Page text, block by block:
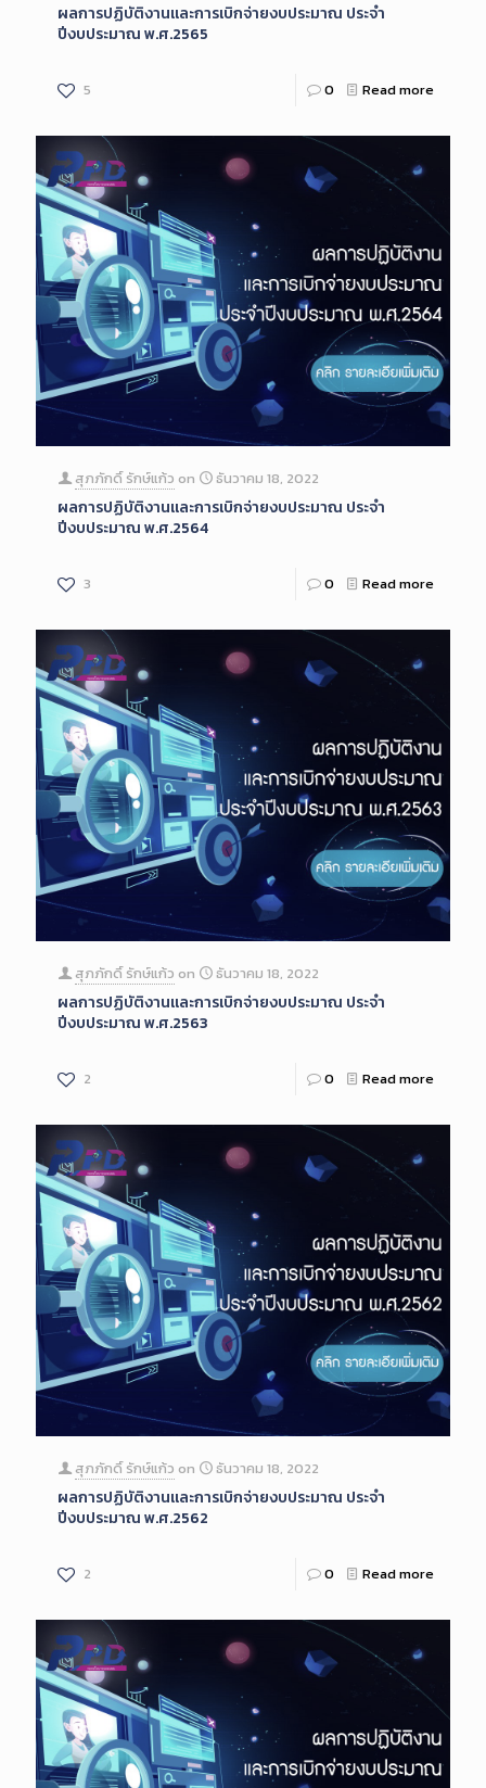
ผลการปฏิบัติงานและการเบิกจ่ายงบประมาณ ประจำ
ปีงบประมาณ พ.ศ.2565
5 0 Read more
สุภภักดิ์ รักษ์แก้ว on ธันวาคม 18, 2022
ผลการปฏิบัติงานและการเบิกจ่ายงบประมาณ ประจำ
ปีงบประมาณ พ.ศ.2564
3 0 Read more
สุภภักดิ์ รักษ์แก้ว on ธันวาคม 18, 2022
ผลการปฏิบัติงานและการเบิกจ่ายงบประมาณ ประจำ
ปีงบประมาณ พ.ศ.2563
2 0 Read more
สุภภักดิ์ รักษ์แก้ว on ธันวาคม 18, 2022
ผลการปฏิบัติงานและการเบิกจ่ายงบประมาณ ประจำ
ปีงบประมาณ พ.ศ.2562
2 0 Read more